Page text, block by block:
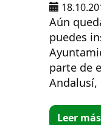
Aún
puedes
parte de
Andalusí,
Leer más